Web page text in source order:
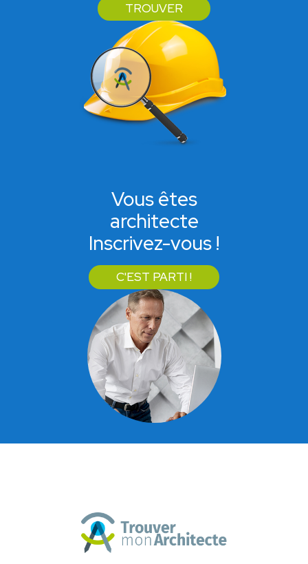
TROUVER
Vous êtes
architecte
Inscrivez-vous !
C'EST PARTI !